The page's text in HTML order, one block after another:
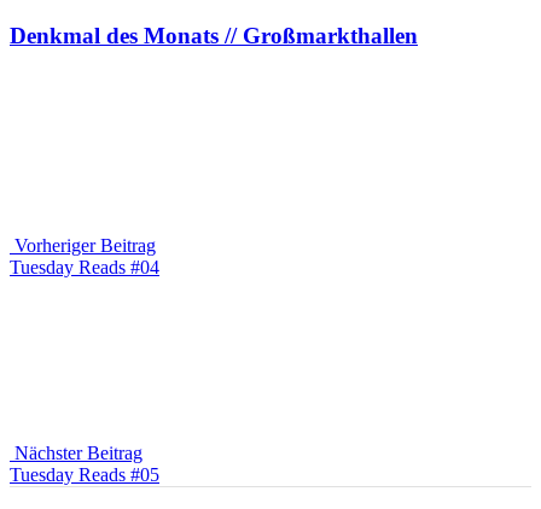
Denkmal des Monats // Großmarkthallen
Vorheriger Beitrag
Vorheriger
Tuesday Reads #04
Nächster Beitrag
Nächster
Tuesday Reads #05